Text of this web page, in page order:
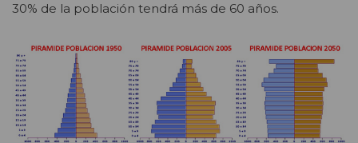
30% de la población tendrá más de 60 años.